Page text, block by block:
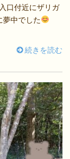
口付近にザリガ
夢中でした
続きを読む